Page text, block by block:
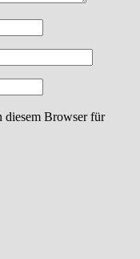
diesem Browser für